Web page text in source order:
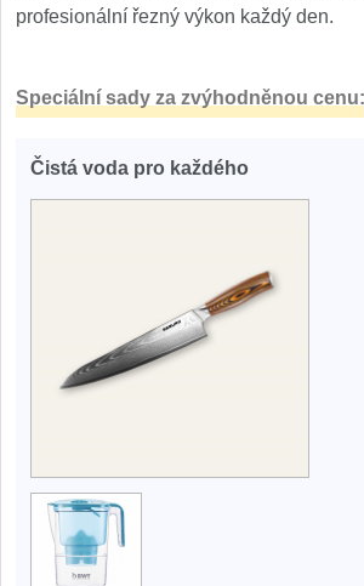
profesionální řezný výkon každý den.
Speciální sady za zvýhodněnou cenu:
Čistá voda pro každého